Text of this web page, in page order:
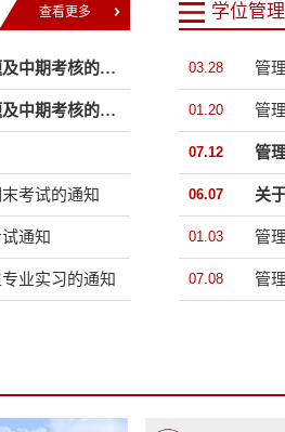
查看更多
2022年度管理学院专业硕士集中开题及中期考核的通...
2021年度管理学院专业硕士集中开题及中期考核的通...
考试的通知
通知
业实习的通知
学位管理
03.28
01.20
07.12
06.07
01.03
07.08